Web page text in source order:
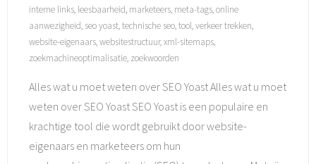
interne links, leesbaarheid, marketeers, meta-tags,online
aanwezigheid, seo yoast,technische seo,tool,verkeer trekken,
website-eigenaars,websitestructuur,xml-sitemaps,
zoekmachineoptimalisatie, zoekwoorden
Alles wat u moet weten over SEO Yoast Alles wat u moet
weten over SEO Yoast SEO Yoast is een populaire en
krachtige tool die wordt gebruikt door website-
eigenaars en marketeers om hun